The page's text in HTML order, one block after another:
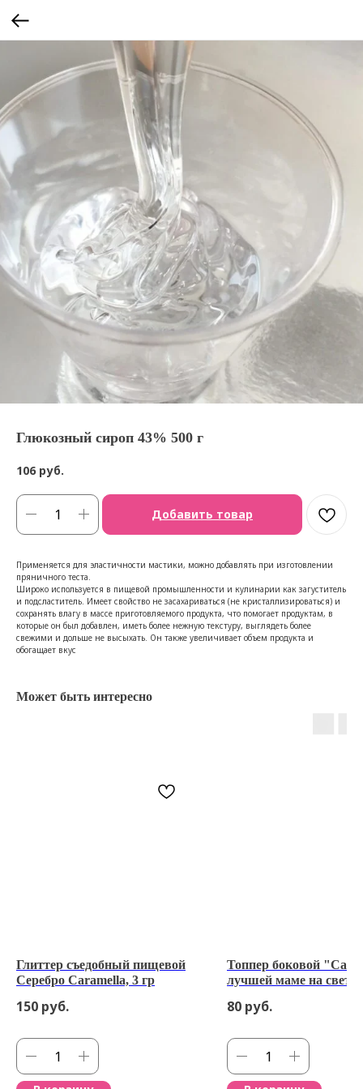
Глюкозный сироп 43% 500 г
106 руб.
Добавить товар
Применяется для эластичности мастики, можно добавлять при изготовлении
пряничного теста.
Широко используется в пищевой промышленности и кулинарии как загуститель
и подсластитель. Имеет свойство не засахариваться (не кристаллизироваться) и
сохранять влагу в массе приготовляемого продукта, что помогает продуктам, в
которые он был добавлен, иметь более нежную текстуру, выглядеть более
свежими и дольше не высыхать. Он также увеличивает объем продукта и
обогащает вкус
Может быть интересно
Глиттер съедобный пищевой
Серебро Caramella, 3 гр
150 руб.
Топпер боковой
лучшей маме на свете"
80 руб.